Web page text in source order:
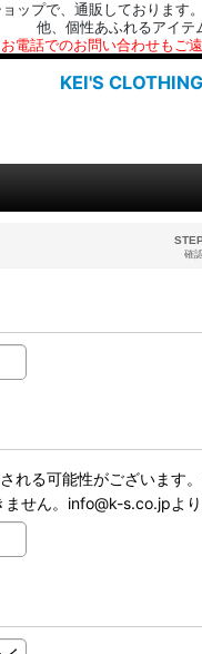
ップで、通販しておりま
他、個性あふれるアイテ
お電話でのお問い合わせもご
KEI'S
確
る可能性がございます
せん。info@k-s.co.jpよ